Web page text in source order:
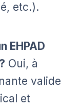
etc.).
EHPAD
Oui, à
valide
et